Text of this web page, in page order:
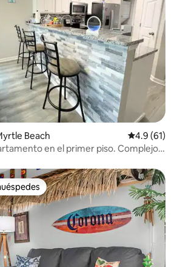
Beach Calificación
4.9 (61)
en el primer piso. Complejo
preferido